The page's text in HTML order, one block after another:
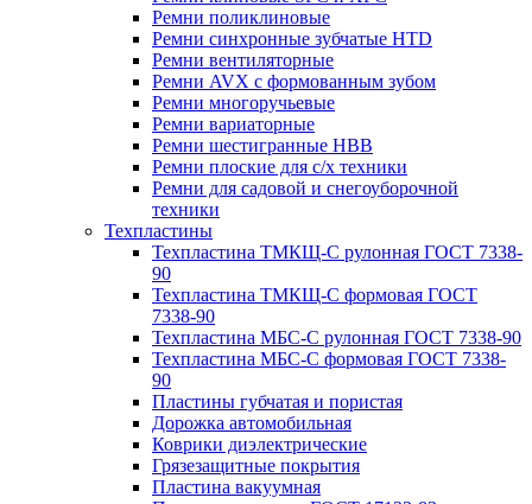
Ремни поликлиновые
Ремни синхронные зубчатые HTD
Ремни вентиляторные
Ремни AVX с формованным зубом
Ремни многоручьевые
Ремни вариаторные
Ремни шестигранные HBB
Ремни плоские для с/х техники
Ремни для садовой и снегоуборочной
техники
Техпластины
Техпластина ТМКЩ-С рулонная ГОСТ 7338-
90
Техпластина ТМКЩ-С формовая ГОСТ
7338-90
Техпластина МБС-С рулонная ГОСТ 7338-90
Техпластина МБС-С формовая ГОСТ 7338-
90
Пластины губчатая и пористая
Дорожка автомобильная
Коврики диэлектрические
Грязезащитные покрытия
Пластина вакуумная